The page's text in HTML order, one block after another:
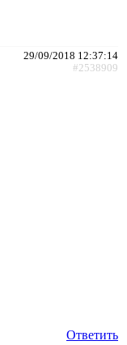
29/09/2018 12:37:14
#2538909
Ответить